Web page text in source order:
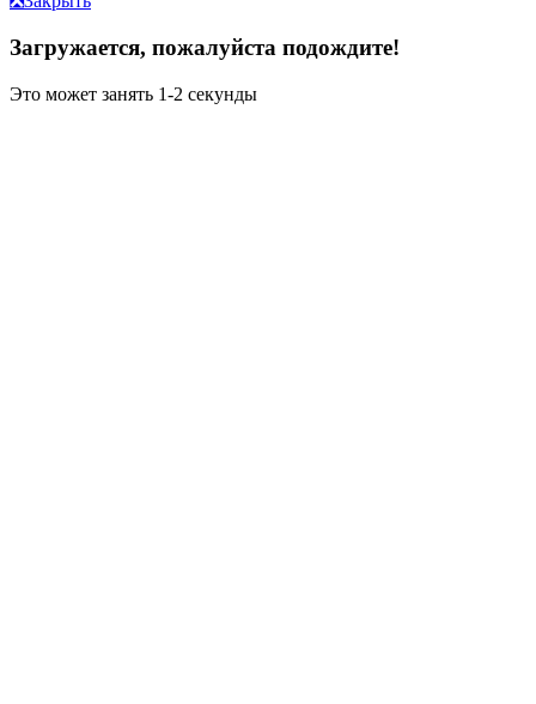
Загружается, пожалуйста подождите!
Это может занять 1-2 секунды